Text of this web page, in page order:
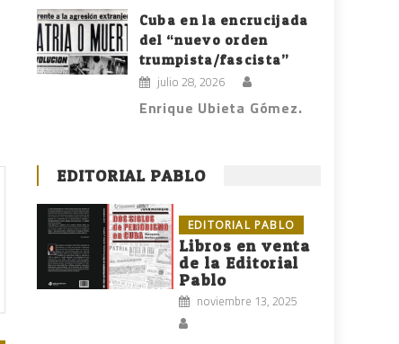
Cuba en la encrucijada
del “nuevo orden
trumpista/fascista”
julio 28, 2026
Enrique Ubieta Gómez.
EDITORIAL PABLO
EDITORIAL PABLO
Libros en venta
de la Editorial
Pablo
noviembre 13, 2025